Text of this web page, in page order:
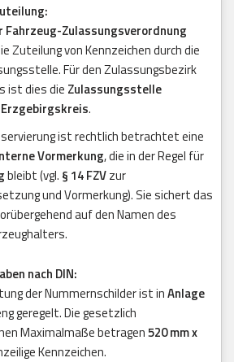
Fahrzeug-Zulassungsverordnung
Zuteilung von Kennzeichen durch die
Für den Zulassungsbezirk
ist dies die Zulassungsstelle
.
ist rechtlich betrachtet eine
Vormerkung, die in der Regel für
bleibt (vgl. § 14 FZVzur
und Vormerkung). Sie sichert das
auf den Namen des
nach DIN:
der Nummernschilder ist inAnlage
geregelt. Die gesetzlich
Maximalmaße betragen520 mm x
Kennzeichen.